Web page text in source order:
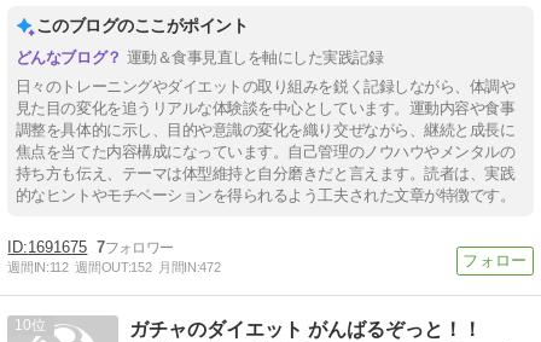
このブログのここがポイント
運動＆食事見直しを軸にした実践記録
日々のトレーニングやダイエットの取り組みを鋭く記録しながら、体調や
見た目の変化を追うリアルな体験談を中心としています。運動内容や食事
調整を具体的に示し、目的や意識の変化を織り交ぜながら、継続と成長に
焦点を当てた内容構成になっています。自己管理のノウハウやメンタルの
持ち方も伝え、テーマは体型維持と自分磨きだと言えます。読者は、実践
的なヒントやモチベーションを得られるよう工夫された文章が特徴です。
1691675 7
週間IN:112 週間OUT:152 月間IN:472
10 ガチャのダイエット がんばるぞっと！！